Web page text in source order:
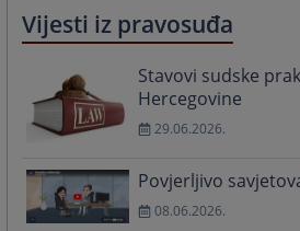
Vijesti iz pravosuđa
Stavovi sudske
Hercegovine
29.06.2026.
Povjerljivo
08.06.2026.